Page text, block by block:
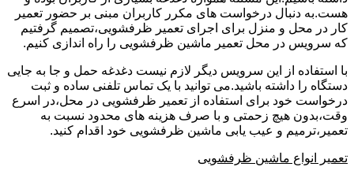
هست.به دنبال درخواست های مکرر کاربران مبنی بر حضور تعمیر
کار در محل و منزل برای اجرای تعمیر ظرفشویی،تصمیم گرفتیم
که سرویس در محل تعمیر ماشین ظرفشویی را راه اندازی کنیم.
با استفاده از این سرویس دیگر لازم نیست دغدغه حمل و جا به جایی
دستگاه را داشته باشید.می توانید با یک تماس تلفنی ساده و ثبت
درخواست خود برای استفاده از تعمیر ظرفشویی در محل،در اسرع
وقت،بدون هیچ زحمتی و با صرف هزینه های محدود نسبت به
تعمیر،ترمیم و عیب یابی ماشین ظرفشویی خود اقدام کنید.
تعمیر انواع ماشین ظرفشویی